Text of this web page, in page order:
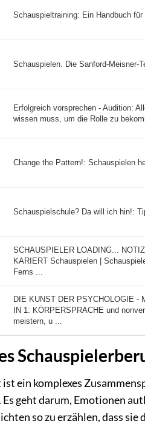
Schauspieltraining: Ein Handbuch für
Schauspielen. Die Sanford-Meisner-
Erfolgreich vorsprechen - Audition:
wissen muss, um die Rolle zu
Change the Pattern!: Schauspielen
Schauspielschule? Da will ich hin!:
SCHAUSPIELER LOADING...
KARIERT Schauspielen |
Ferns ...
DIE KUNST DER PSYCHOLOGIE -
IN 1: KÖRPERSPRACHE und
meistern, u ...
ein komplexes
Es geht darum, Emotionen
so zu erzählen, dass